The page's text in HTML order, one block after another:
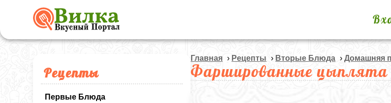
Рецепты
Первые Блюда
Главная › Рецепты › Вторые Блюда ›Домашняя
Фаршированные цыплята